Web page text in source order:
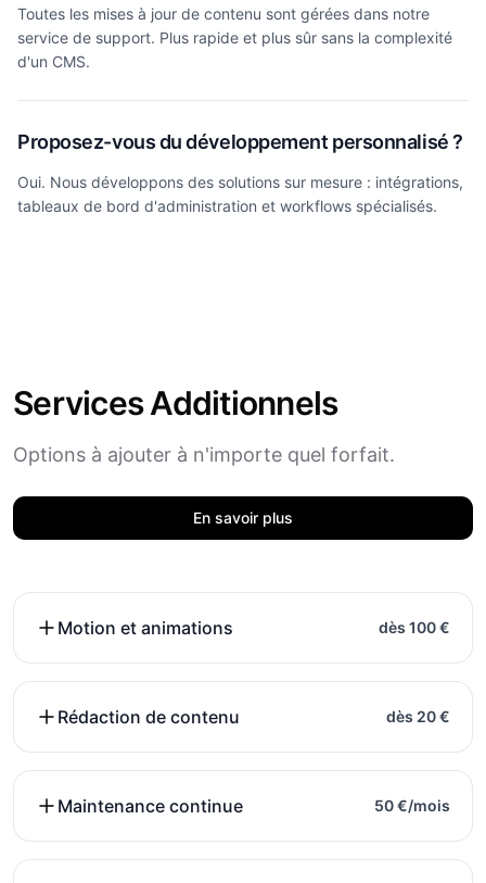
Toutes les mises à jour de contenu sont gérées dans notre
service de support. Plus rapide et plus sûr sans la complexité
d'un CMS.
Proposez-vous du développement personnalisé ?
Oui. Nous développons des solutions sur mesure : intégrations,
tableaux de bord d'administration et workflows spécialisés.
Services Additionnels
Options à ajouter à n'importe quel forfait.
En savoir plus
Motion et animations dès 100 €
Rédaction de contenu dès 20 €
Maintenance continue 50 €/mois